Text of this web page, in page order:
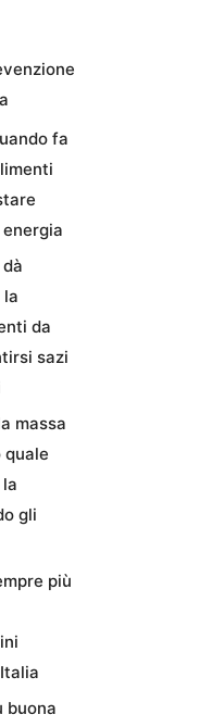
fa
da
sazi
massa
quale
gli
più
buona